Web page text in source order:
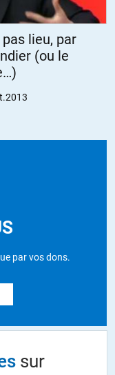
pas lieu, par
(ou le
par vos dons.
sur